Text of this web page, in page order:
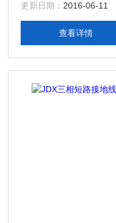
更新日期： 2016-06-11
查看详情